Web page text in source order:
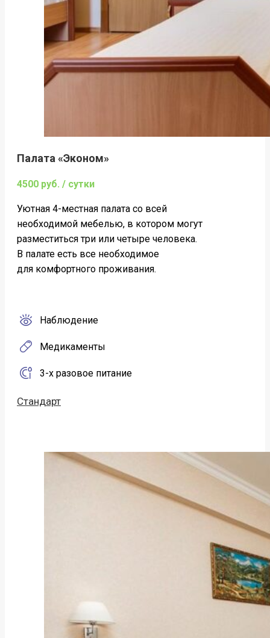
Палата «Эконом»
4500 руб. / сутки
Уютная 4-местная палата со всей
необходимой мебелью, в котором могут
разместиться три или четыре человека.
В палате есть все необходимое
для комфортного проживания.
Наблюдение
Медикаменты
3-х разовое питание
Стандарт